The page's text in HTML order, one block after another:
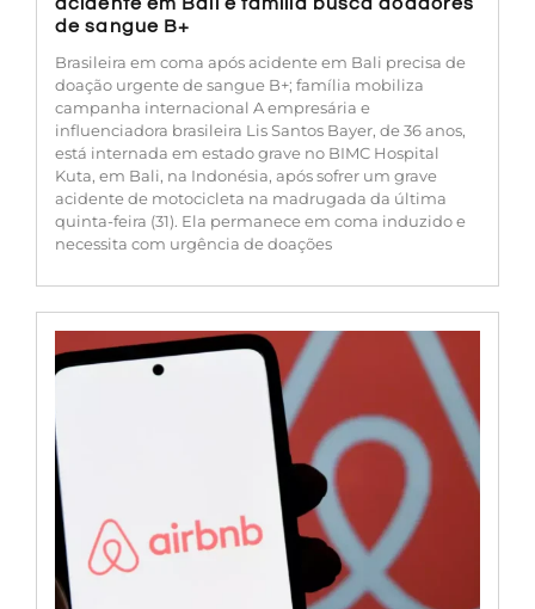
acidente em Bali e família busca doadores
de sangue B+
Brasileira em coma após acidente em Bali precisa de
doação urgente de sangue B+; família mobiliza
campanha internacional A empresária e
influenciadora brasileira Lis Santos Bayer, de 36 anos,
está internada em estado grave no BIMC Hospital
Kuta, em Bali, na Indonésia, após sofrer um grave
acidente de motocicleta na madrugada da última
quinta-feira (31). Ela permanece em coma induzido e
necessita com urgência de doações